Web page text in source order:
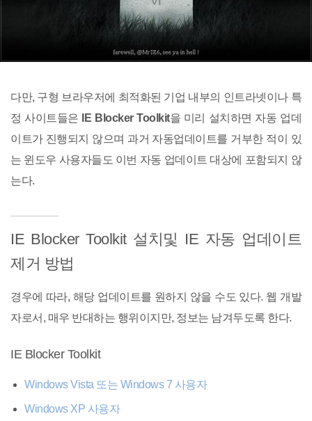
다만, 구형 브라우저에 최적화된 기업 내부의 인트라넷이나 특
정 사이트들은
IE Blocker Toolkit을 미리 설치하면 자동 업데
이트가 진행되지 않으며 과거 자동업데이트를 거부한 적이 있
는 윈도우 사용자들도 이번 자동 업데이트 대상에 포함되지 않
는다.
IE Blocker Toolkit 설치및 IE 자동 업데이트
제거 방법
경우에 따라, 해당 업데이트를 원하지 않을 수도 있다. 웹 개발
자로서, 매우 반대하는 행위이지만, 정보는 남겨두도록 한다.
IE Blocker Toolkit
Windows Vista 또는 Windows 7 사용자
Windows XP 사용자